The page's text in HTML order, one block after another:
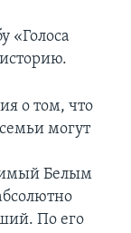
«Голоса
о том, что
могут
Белым
По его